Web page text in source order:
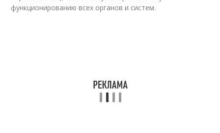
функционированию всех органов и систем.